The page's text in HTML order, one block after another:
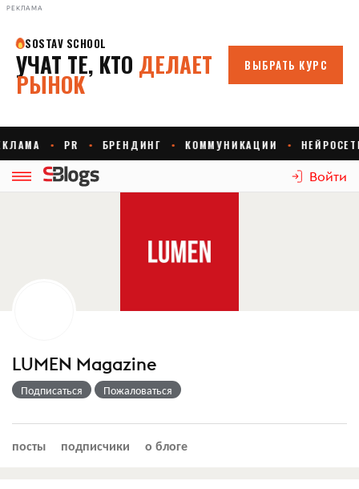
РЕКЛАМА
Войти
LUMEN Magazine
Подписаться Пожаловаться
посты подписчики о блоге